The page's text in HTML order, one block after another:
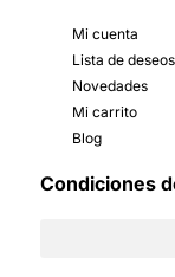
Mi cuenta
Lista de deseos
Novedades
Mi carrito
Blog
Condiciones